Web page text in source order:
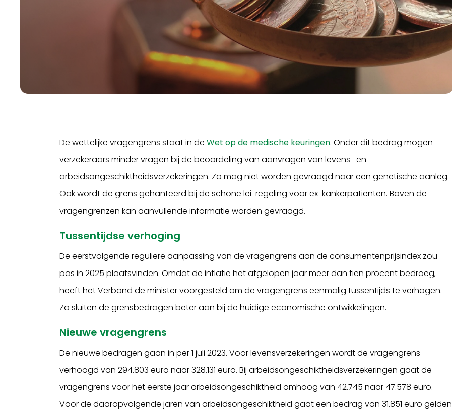
De wettelijke vragengrens staat in deWet op de medische keuringen. Onder dit bedrag mogen
verzekeraars minder vragen bij de beoordeling van aanvragen van levens- en
arbeidsongeschiktheidsverzekeringen. Zo mag niet worden gevraagd naar een genetische aanleg.
Ook wordt de grens gehanteerd bij de schone lei-regeling voor ex-kankerpatiënten. Boven de
vragengrenzen kan aanvullende informatie worden gevraagd.
Tussentijdse verhoging
De eerstvolgende reguliere aanpassing van de vragengrens aan de consumentenprijsindex zou
pas in 2025 plaatsvinden. Omdat de inflatie het afgelopen jaar meer dan tien procent bedroeg,
heeft het Verbond de minister voorgesteld om de vragengrens eenmalig tussentijds te verhogen.
Zo sluiten de grensbedragen beter aan bij de huidige economische ontwikkelingen.
Nieuwe vragengrens
De nieuwe bedragen gaan in per 1 juli 2023. Voor levensverzekeringen wordt de vragengrens
verhoogd van 294.803 euro naar 328.131 euro. Bij arbeidsongeschiktheidsverzekeringen gaat de
vragengrens voor het eerste jaar arbeidsongeschiktheid omhoog van 42.745 naar 47.578 euro.
Voor de daaropvolgende jaren van arbeidsongeschiktheid gaat een bedrag van 31.851 euro gelden